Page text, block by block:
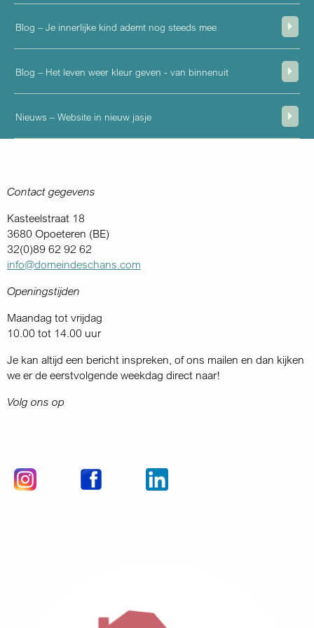
Blog – Je innerlijke kind ademt nog steeds mee
Blog – Het leven weer kleur geven - van binnenuit
Nieuws – Website in nieuw jasje
Contact gegevens
Kasteelstraat 18
3680 Opoeteren (BE)
32(0)89 62 92 62
info@domeindeschans.com
Openingstijden
Maandag tot vrijdag
10.00 tot 14.00 uur
Je kan altijd een bericht inspreken, of ons mailen en dan kijken
we er de eerstvolgende weekdag direct naar!
Volg ons op